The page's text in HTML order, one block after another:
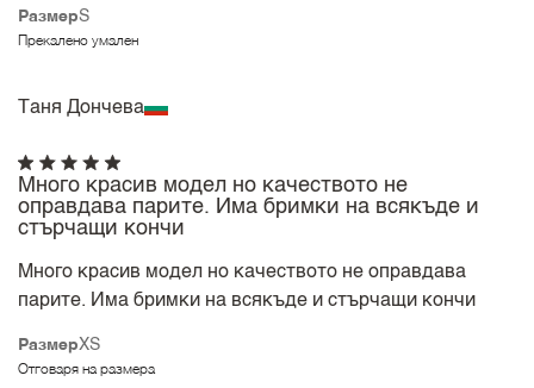
РазмерS
Прекалено умален
Таня Дончева
РазмерXS
Отговаря на размера
Много красив модел но качеството не
оправдава парите. Има бримки на всякъде и
стърчащи кончи
Много красив модел но качеството не оправдава
парите. Има бримки на всякъде и стърчащи кончи